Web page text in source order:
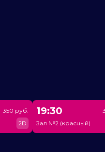
350 руб.
2D
19:30
Зал №2 (красный)